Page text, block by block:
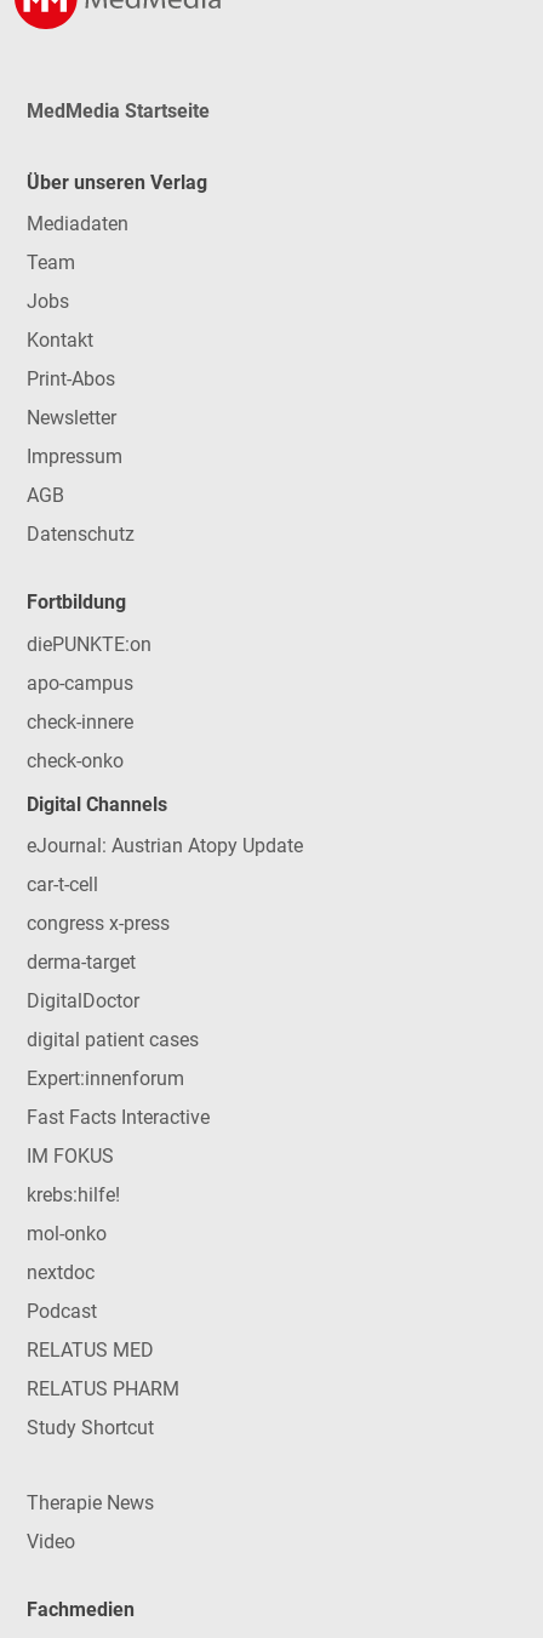
MedMedia Startseite
Über unseren Verlag
Mediadaten
Team
Jobs
Kontakt
Print-Abos
Newsletter
Impressum
AGB
Datenschutz
Fortbildung
diePUNKTE:on
apo-campus
check-innere
check-onko
Digital Channels
eJournal: Austrian Atopy Update
car-t-cell
congress x-press
derma-target
DigitalDoctor
digital patient cases
Expert:innenforum
Fast Facts Interactive
IM FOKUS
krebs:hilfe!
mol-onko
nextdoc
Podcast
RELATUS MED
RELATUS PHARM
Study Shortcut
Therapie News
Video
Fachmedien